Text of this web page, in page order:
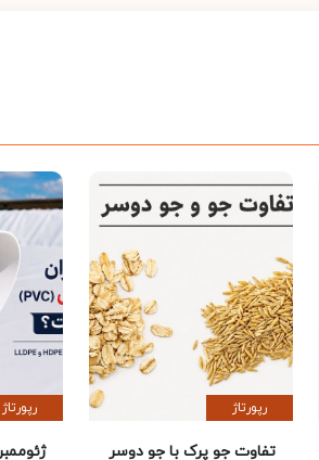
رپورتاژ
تفاوت جو پرک با جو دوسر
رپورتاژ